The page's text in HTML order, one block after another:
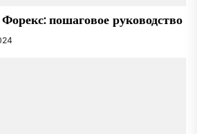
пошаговое руководство